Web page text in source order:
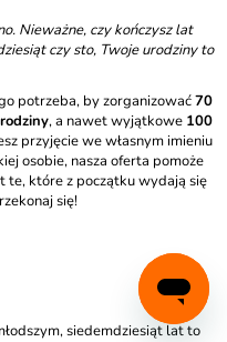
Nieważne, czy kończysz lat
czy sto, Twoje urodziny to
potrzeba, by zorganizować70
, a nawet wyjątkowe 100
przyjęcie we własnym imieniu
osobie, nasza oferta pomoże
te, które z początku wydają się
się!
siedemdziesiąt lat to